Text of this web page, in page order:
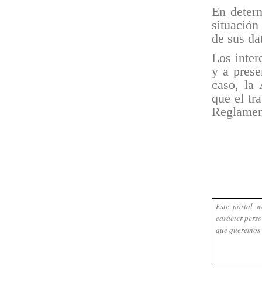
En
de sus
Los
y a
caso, la
que el
Este portal
carácter
que